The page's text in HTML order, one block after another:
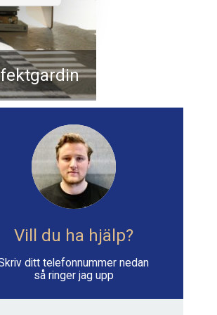
Vill du ha hjälp?
ditt telefonnummer nedan
så ringer jag upp